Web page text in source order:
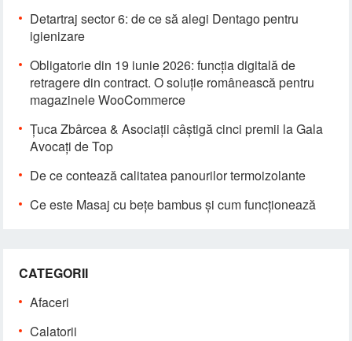
Detartraj sector 6: de ce să alegi Dentago pentru
igienizare
Obligatorie din 19 iunie 2026: funcția digitală de
retragere din contract. O soluție românească pentru
magazinele WooCommerce
Țuca Zbârcea & Asociații câștigă cinci premii la Gala
Avocați de Top
De ce contează calitatea panourilor termoizolante
Ce este Masaj cu bețe bambus și cum funcționează
CATEGORII
Afaceri
Calatorii